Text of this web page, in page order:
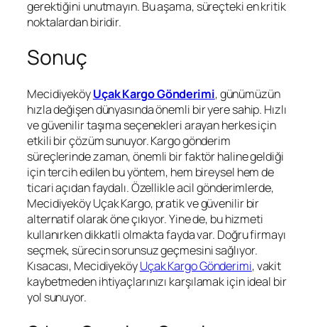
gerektiğini unutmayın. Bu aşama, süreçteki en kritik
noktalardan biridir.
Sonuç
MecidiyeköyUçak Kargo Gönderimi, günümüzün
hızla değişen dünyasında önemli bir yere sahip. Hızlı
ve güvenilir taşıma seçenekleri arayan herkes için
etkili bir çözüm sunuyor. Kargo gönderim
süreçlerinde zaman, önemli bir faktör haline geldiği
için tercih edilen bu yöntem, hem bireysel hem de
ticari açıdan faydalı. Özellikle acil gönderimlerde,
Mecidiyeköy Uçak Kargo, pratik ve güvenilir bir
alternatif olarak öne çıkıyor. Yine de, bu hizmeti
kullanırken dikkatli olmakta fayda var. Doğru firmayı
seçmek, sürecin sorunsuz geçmesini sağlıyor.
Kısacası, MecidiyeköyUçak Kargo Gönderimi, vakit
kaybetmeden ihtiyaçlarınızı karşılamak için ideal bir
yol sunuyor.